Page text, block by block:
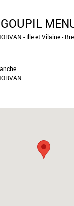
- Ille et Vilaine -